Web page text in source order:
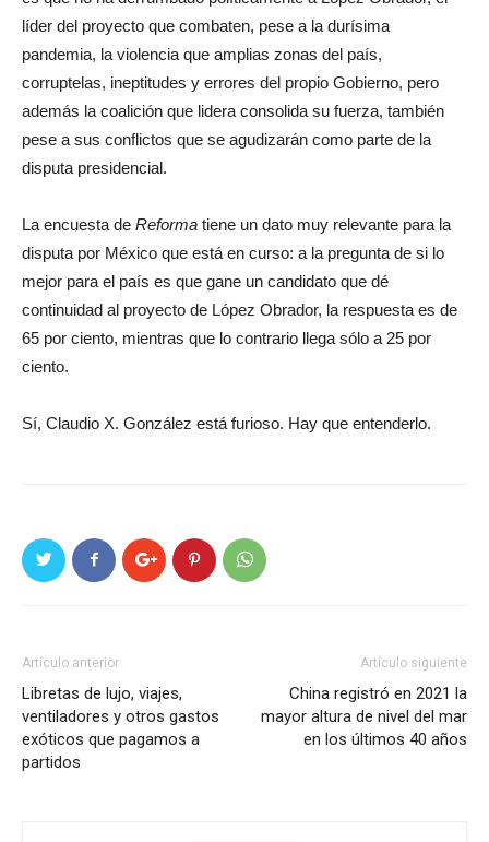
líder del proyecto que combaten, pese a la durísima
pandemia, la violencia que amplias zonas del país,
corruptelas, ineptitudes y errores del propio Gobierno, pero
además la coalición que lidera consolida su fuerza, también
pese a sus conflictos que se agudizarán como parte de la
disputa presidencial.
La encuesta de Reforma tiene un dato muy relevante para la
disputa por México que está en curso: a la pregunta de si lo
mejor para el país es que gane un candidato que dé
continuidad al proyecto de López Obrador, la respuesta es de
65 por ciento, mientras que lo contrario llega sólo a 25 por
ciento.
Sí, Claudio X. González está furioso. Hay que entenderlo.
Artículo anterior
Libretas de lujo, viajes,
ventiladores y otros gastos
exóticos que pagamos a
partidos
Artículo siguiente
China registró en 2021 la
mayor altura de nivel del mar
en los últimos 40 años